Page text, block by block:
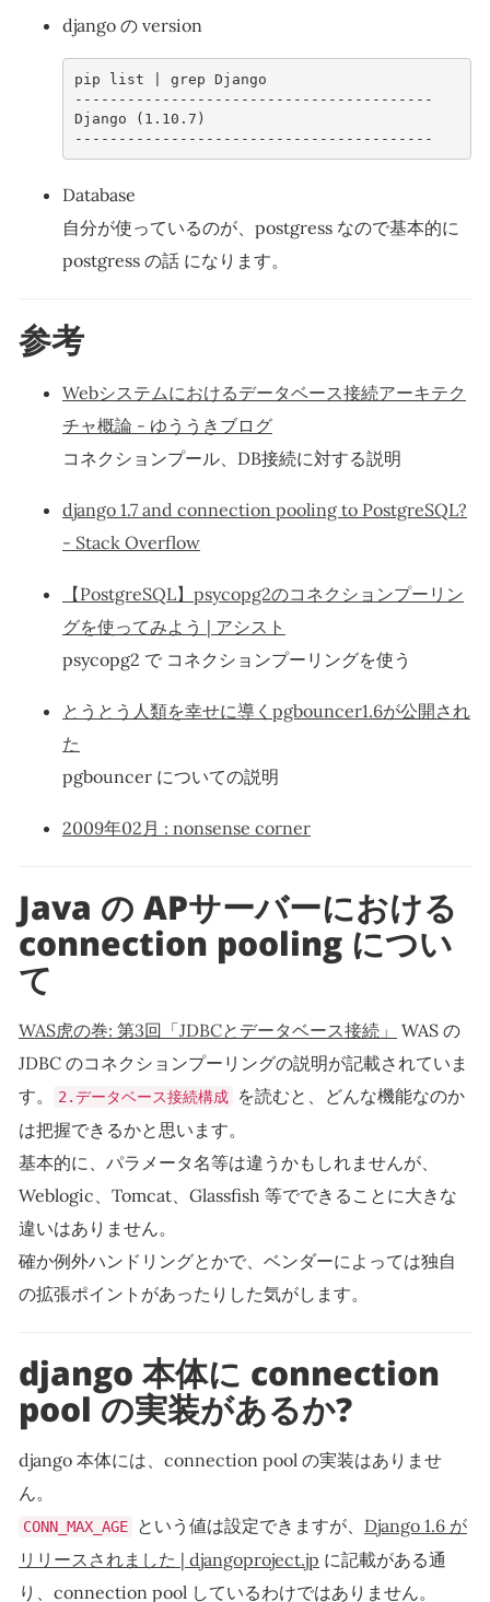
django の version
pip list | grep Django
-----------------------------------------
Django (1.10.7)
-----------------------------------------
Database
自分が使っているのが、postgress なので基本的に
postgress の話 になります。
参考
Webシステムにおけるデータベース接続アーキテク
チャ概論 - ゆううきブログ
コネクションプール、DB接続に対する説明
django 1.7 and connection pooling to PostgreSQL?
- Stack Overflow
【PostgreSQL】psycopg2のコネクションプーリン
グを使ってみよう | アシスト
psycopg2 で コネクションプーリングを使う
とうとう人類を幸せに導くpgbouncer1.6が公開され
た
pgbouncer についての説明
2009年02月 : nonsense corner
Java の APサーバーにおける
connection pooling につい
て
WAS虎の巻: 第3回「JDBCとデータベース接続」
WAS の
JDBC のコネクションプーリングの説明が記載されていま
す。
2.データベース接続構成
を読むと、どんな機能なのか
は把握できるかと思います。
基本的に、パラメータ名等は違うかもしれませんが、
Weblogic、Tomcat、Glassfish 等でできることに大きな
違いはありません。
確か例外ハンドリングとかで、ベンダーによっては独自
の拡張ポイントがあったりした気がします。
django 本体に connection
pool の実装があるか?
django 本体には、connection pool の実装はありませ
ん。
CONN_MAX_AGE という値は設定できますが、 Django 1.6 が
リリースされました | djangoproject.jp に記載がある通
り、connection pool しているわけではありません。